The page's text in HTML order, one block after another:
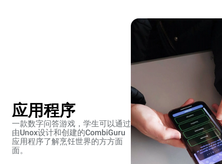
应用程序
一款数字问答游戏，学生可以通过
由Unox设计和创建的CombiGuru
应用程序了解烹饪世界的方方面
面。